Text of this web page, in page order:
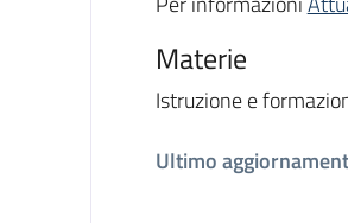
Materie
Istruzione e
Ultimo